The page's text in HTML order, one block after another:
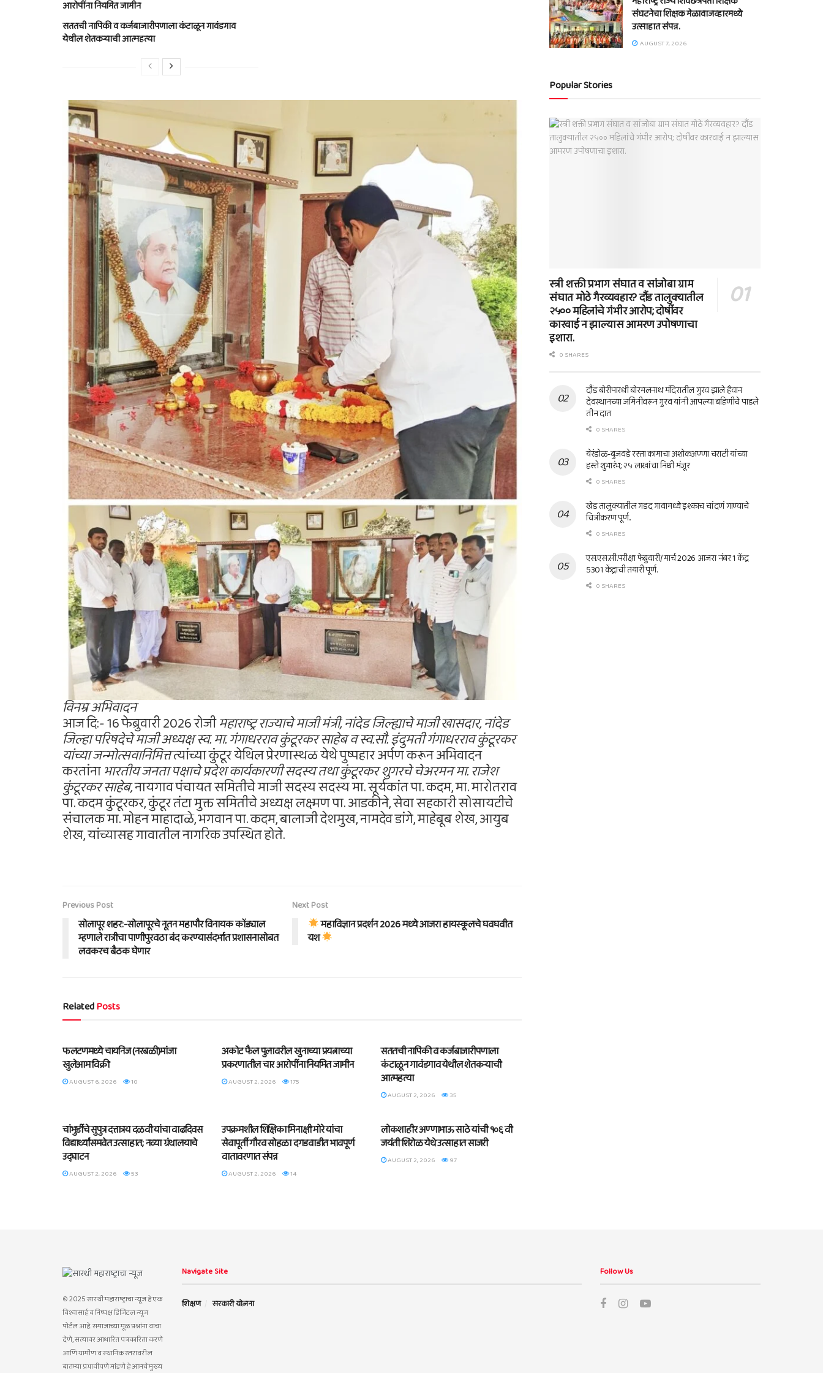
आरोपींना नियमित जामीन
सततची नापिकी व कर्जबाजारीपणाला कंटाळून गावंडगाव
येथील शेतकऱ्याची आत्महत्या
विनम्र अभिवादन
आज दि:- 16 फेब्रुवारी 2026 रोजीमहाराष्ट्र राज्याचे माजी मंत्री, नांदेड जिल्ह्याचे माजी खासदार, नांदेड
जिल्हा परिषदेचे माजी अध्यक्ष स्व. मा. गंगाधरराव कुंटूरकर साहेब व स्व.सौ. इंदुमती गंगाधरराव कुंटूरकर
यांच्या जन्मोत्सवानिमित्तत्यांच्या कुंटूर येथिल प्रेरणास्थळ येथे पुष्पहार अर्पण करून अभिवादन
करतांनाभारतीय जनता पक्षाचे प्रदेश कार्यकारणी सदस्य तथा कुंटूरकर शुगरचे चेअरमन मा. राजेश
कुंटूरकर साहेब,नायगाव पंचायत समितीचे माजी सदस्य सदस्य मा. सूर्यकांत पा. कदम, मा. मारोतराव
पा. कदम कुंटूरकर, कुंटूर तंटा मुक्त समितीचे अध्यक्ष लक्ष्मण पा. आडकीने, सेवा सहकारी सोसायटीचे
संचालक मा. मोहन माहादाळे, भगवान पा. कदम, बालाजी देशमुख, नामदेव डांगे, माहेबूब शेख, आयुब
शेख, यांच्यासह गावातील नागरिक उपस्थित होते.
Previous Post
सोलापूर शहर:-सोलापूरचे नूतन महापौर विनायक कोंड्याल
म्हणाले रात्रीचा पाणीपुरवठा बंद करण्यासंदर्भात प्रशासनासोबत
लवकरच बैठक घेणार
Next Post
महाविज्ञान प्रदर्शन 2026 मध्ये आजरा हायस्कूलचे घवघवीत
यश
RelatedPosts
फलटणमध्ये चायनिज (नरबळी)मांजा
खुलेआम विक्री
AUGUST 6, 2026 10
अकोट फैल पुलावरील खुनाच्या प्रयत्नाच्या
प्रकरणातील चार आरोपींना नियमित जामीन
AUGUST 2, 2026 175
सततची नापिकी व कर्जबाजारीपणाला
कंटाळून गावंडगाव येथील शेतकऱ्याची
आत्महत्या
AUGUST 2, 2026
35
चांभुर्डीचे सुपुत्र दत्तात्रय दळवी यांचा वाढदिवस
विद्यार्थ्यांसमवेत उत्साहात; नव्या ग्रंथालयाचे
उद्घाटन
AUGUST 2, 2026 53
उपक्रमशील शिक्षिका मिनाक्षी मोरे यांचा
सेवापूर्ती गौरव सोहळा दगडवाडीत भावपूर्ण
वातावरणात संपन्न
AUGUST 2, 2026 14
लोकशाहीर अण्णाभाऊ साठे यांची १०६ वी
जयंती शिरोळ येथे उत्साहात साजरी
AUGUST 2, 2026 97
संघटनेचा शिक्षक मेळावाजव्हारमध्ये
उत्साहात संपन्न.
AUGUST 7, 2026
Popular Stories
स्त्री शक्ती प्रभाग संघात व सांजोबा ग्राम
संघात मोठे गैरव्यवहार? दौंड तालुक्यातील
२५०० महिलांचे गंभीर आरोप; दोषींवर
कारवाई न झाल्यास आमरण उपोषणाचा
इशारा.
0 SHARES
दौंड बोरीपारधी बोरमलनाथ मंदिरातील गुरव झाले हैवान
देवस्थानच्या जमिनीवरून गुरव यांनी आपल्या बहिणीचे पाडले
तीन दात
0 SHARES
येरंडोळ-बुजवडे रस्ता कामाचा अशोकअण्णा चराटी यांच्या
हस्ते शुभारंभ; २५ लाखांचा निधी मंजूर
0 SHARES
खेड तालुक्यातील गडद गावामध्ये इश्काच चांदणं गाण्याचे
चित्रीकरण पूर्ण..
0 SHARES
एस.एस.सी.परीक्षा फेब्रुवारी/ मार्च 2026 आजरा नंबर 1 केंद्र
5301 केंद्राची तयारी पूर्ण.
0 SHARES
© 2025 सारथी महाराष्ट्राचा न्यूज हे एक
विश्वासार्ह व निष्पक्ष डिजिटल न्यूज
पोर्टल आहे. समाजाच्या मूळ प्रश्नांना वाचा
देणे, सत्यावर आधारित पत्रकारिता करणे
आणि ग्रामीण व स्थानिक स्तरावरील
बातम्या प्रभावीपणे मांडणे हे आमचे मुख्य
Navigate Site
शिक्षण सरकारी योजना
Follow Us